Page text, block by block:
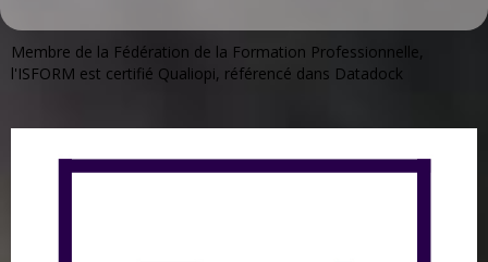
Membre de la Fédération de la Formation Professionnelle,
l'ISFORM est certifié Qualiopi, référencé dans Datadock